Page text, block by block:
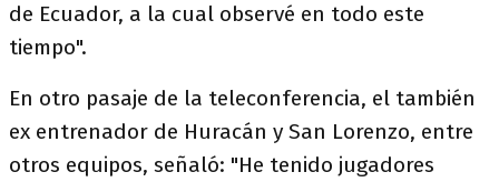
de Ecuador, a la cual observé en todo este
tiempo".
En otro pasaje de la teleconferencia, el también
ex entrenador de Huracán y San Lorenzo, entre
otros equipos, señaló: "He tenido jugadores